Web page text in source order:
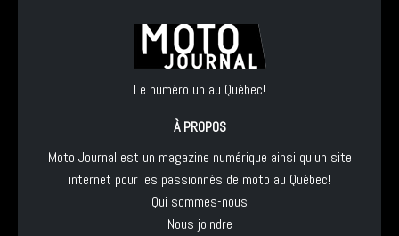
Le numéro un au Québec!
À PROPOS
Moto Journal est un magazine numérique ainsi qu'un site
internet pour les passionnés de moto au Québec!
Qui sommes-nous
Nous joindre